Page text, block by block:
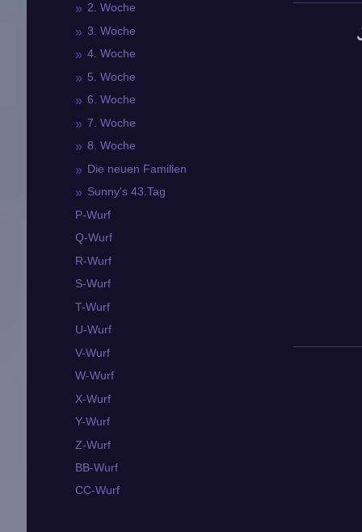
2. Woche
3. Woche
4. Woche
5. Woche
6. Woche
7. Woche
8. Woche
Die neuen Familien
Sunny's 43.Tag
P-Wurf
Q-Wurf
R-Wurf
S-Wurf
T-Wurf
U-Wurf
V-Wurf
W-Wurf
X-Wurf
Y-Wurf
Z-Wurf
BB-Wurf
CC-Wurf